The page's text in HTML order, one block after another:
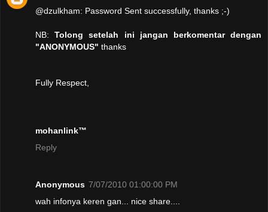
@dzulkham: Password Sent successfully, thanks ;-)
NB:Tolong setelah ini jangan berkomentar dengan
"ANONYMOUS" thanks
Fully Respect,
mohanlink™
Reply
Anonymous 7/07/2010 01:00:00 PM
wah infonya keren gan... nice share....